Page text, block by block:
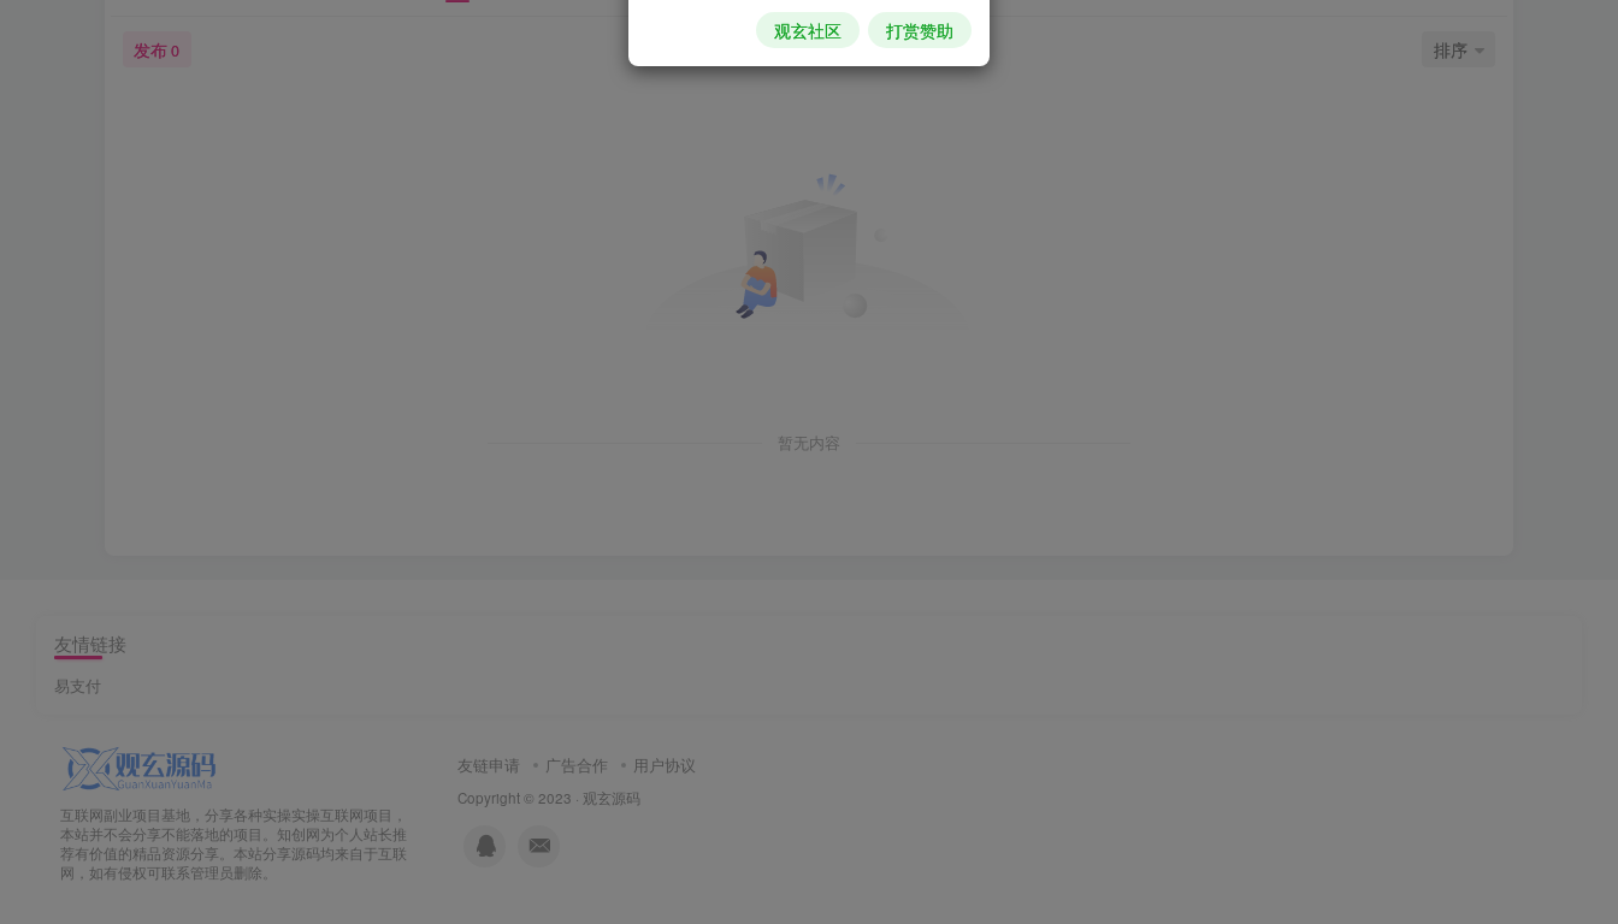
发布0 排序
暂无内容
友情链接
易支付
互联网副业项目基地，分享各种实操实操互联网项目，
本站并不会分享不能落地的项目。知创网为个人站长推
荐有价值的精品资源分享。本站分享源码均来自于互联
网，如有侵权可联系管理员删除。
友链申请 广告合作 用户协议
Copyright © 2023 · 观玄源码
观玄社区 打赏赞助